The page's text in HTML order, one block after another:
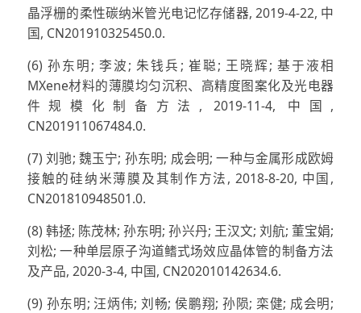
晶浮栅的柔性碳纳米管光电记忆存储器, 2019-4-22, 中
国, CN201910325450.0.
(6) 孙东明; 李波; 朱钱兵; 崔聪; 王晓辉; 基于液相
MXene材料的薄膜均匀沉积、高精度图案化及光电器
件规模化制备方法, 2019-11-4, 中国,
CN201911067484.0.
(7) 刘驰; 魏玉宁; 孙东明; 成会明; 一种与金属形成欧姆
接触的硅纳米薄膜及其制作方法, 2018-8-20, 中国,
CN201810948501.0.
(8) 韩拯; 陈茂林; 孙东明; 孙兴丹; 王汉文; 刘航; 董宝娟;
刘松; 一种单层原子沟道鳍式场效应晶体管的制备方法
及产品, 2020-3-4, 中国, CN202010142634.6.
(9) 孙东明; 汪炳伟; 刘畅; 侯鹏翔; 孙陨; 栾健; 成会明;